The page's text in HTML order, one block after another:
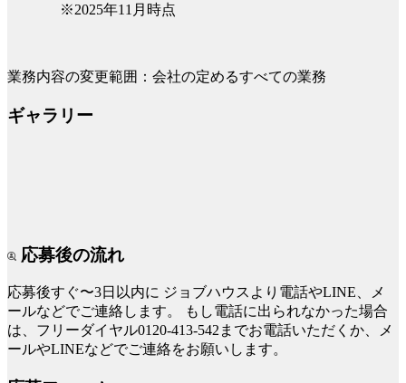
※2025年11月時点
業務内容の変更範囲：会社の定めるすべての業務
ギャラリー
応募後の流れ
応募後すぐ〜3日以内に ジョブハウスより電話やLINE、メ
ールなどでご連絡します。
もし電話に出られなかった場合
は、フリーダイヤル0120-413-542までお電話いただくか、メ
ールやLINEなどでご連絡をお願いします。